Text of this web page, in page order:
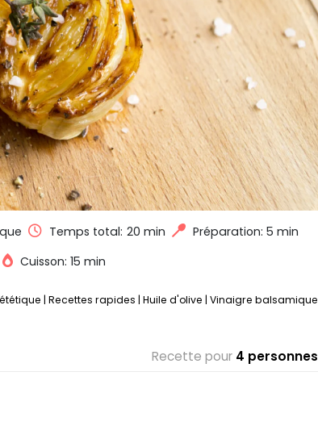
Temps total: 20 min
Préparation: 5 min
Cuisson: 15 min
| Recettes rapides | Huile d'olive | Vinaigre balsamique
Recette pour 4 personnes